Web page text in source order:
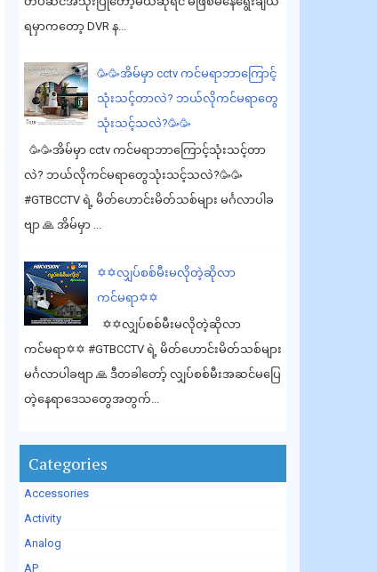
ရမှာကတော့ DVR န...
🥳🥳အိမ်မှာ cctv ကင်မရာဘာကြောင့်
သုံးသင့်တာလဲ? ဘယ်လိုကင်မရာတွေ
သုံးသင့်သလဲ?🥳🥳
🥳🥳အိမ်မှာ cctv ကင်မရာဘာကြောင့်သုံးသင့်တာ
လဲ? ဘယ်လိုကင်မရာတွေသုံးသင့်သလဲ?🥳🥳
#GTBCCTV ရဲ့ မိတ်ဟောင်းမိတ်သစ်များ မင်္ဂလာပါခ
ဗျာ 🙏 အိမ်မှာ ...
✡️✡️လျှပ်စစ်မီးမလိုတဲ့ဆိုလာ
ကင်မရာ✡️✡️
✡️✡️လျှပ်စစ်မီးမလိုတဲ့ဆိုလာ
ကင်မရာ✡️✡️ #GTBCCTV ရဲ့ မိတ်ဟောင်းမိတ်သစ်များ
မင်္ဂလာပါခဗျာ 🙏 ဒီတခါတော့် လျှပ်စစ်မီးအဆင်မပြေ
တဲ့နေရာဒေသတွေအတွက်...
Categories
Accessories
Activity
Analog
AP